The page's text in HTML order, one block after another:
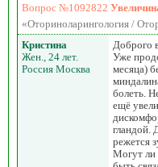
Вопрос №1092822
«Оториноларингология /
Кристина
Жен., 24 лет.
Россия Москва
Доброго
Уже
месяца)
болеть.
ещё
гландой.
режется
Могут ли